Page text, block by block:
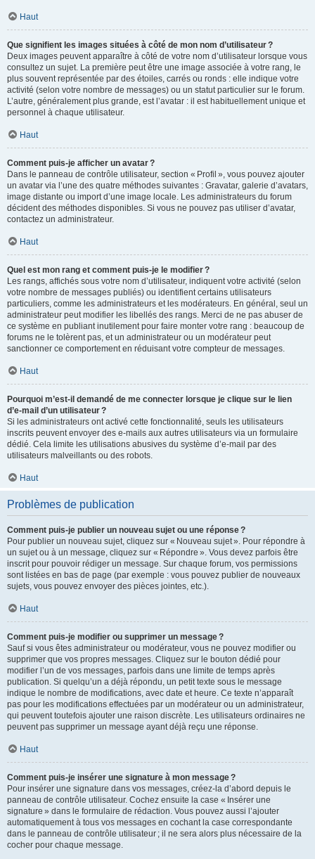
Haut
Que signifient les images situées à côté de mon nom d’utilisateur ?
Deux images peuvent apparaître à côté de votre nom d’utilisateur lorsque vous
consultez un sujet. La première peut être une image associée à votre rang, le
plus souvent représentée par des étoiles, carrés ou ronds : elle indique votre
activité (selon votre nombre de messages) ou un statut particulier sur le forum.
L’autre, généralement plus grande, est l’avatar : il est habituellement unique et
personnel à chaque utilisateur.
Haut
Comment puis-je afficher un avatar ?
Dans le panneau de contrôle utilisateur, section « Profil », vous pouvez ajouter
un avatar via l’une des quatre méthodes suivantes : Gravatar, galerie d’avatars,
image distante ou import d’une image locale. Les administrateurs du forum
décident des méthodes disponibles. Si vous ne pouvez pas utiliser d’avatar,
contactez un administrateur.
Haut
Quel est mon rang et comment puis-je le modifier ?
Les rangs, affichés sous votre nom d’utilisateur, indiquent votre activité (selon
votre nombre de messages publiés) ou identifient certains utilisateurs
particuliers, comme les administrateurs et les modérateurs. En général, seul un
administrateur peut modifier les libellés des rangs. Merci de ne pas abuser de
ce système en publiant inutilement pour faire monter votre rang : beaucoup de
forums ne le tolèrent pas, et un administrateur ou un modérateur peut
sanctionner ce comportement en réduisant votre compteur de messages.
Haut
Pourquoi m’est-il demandé de me connecter lorsque je clique sur le lien
d’e-mail d’un utilisateur ?
Si les administrateurs ont activé cette fonctionnalité, seuls les utilisateurs
inscrits peuvent envoyer des e-mails aux autres utilisateurs via un formulaire
dédié. Cela limite les utilisations abusives du système d’e-mail par des
utilisateurs malveillants ou des robots.
Haut
Problèmes de publication
Comment puis-je publier un nouveau sujet ou une réponse ?
Pour publier un nouveau sujet, cliquez sur « Nouveau sujet ». Pour répondre à
un sujet ou à un message, cliquez sur « Répondre ». Vous devez parfois être
inscrit pour pouvoir rédiger un message. Sur chaque forum, vos permissions
sont listées en bas de page (par exemple : vous pouvez publier de nouveaux
sujets, vous pouvez envoyer des pièces jointes, etc.).
Haut
Comment puis-je modifier ou supprimer un message ?
Sauf si vous êtes administrateur ou modérateur, vous ne pouvez modifier ou
supprimer que vos propres messages. Cliquez sur le bouton dédié pour
modifier l’un de vos messages, parfois dans une limite de temps après
publication. Si quelqu’un a déjà répondu, un petit texte sous le message
indique le nombre de modifications, avec date et heure. Ce texte n’apparaît
pas pour les modifications effectuées par un modérateur ou un administrateur,
qui peuvent toutefois ajouter une raison discrète. Les utilisateurs ordinaires ne
peuvent pas supprimer un message ayant déjà reçu une réponse.
Haut
Comment puis-je insérer une signature à mon message ?
Pour insérer une signature dans vos messages, créez-la d’abord depuis le
panneau de contrôle utilisateur. Cochez ensuite la case « Insérer une
signature » dans le formulaire de rédaction. Vous pouvez aussi l’ajouter
automatiquement à tous vos messages en cochant la case correspondante
dans le panneau de contrôle utilisateur ; il ne sera alors plus nécessaire de la
cocher pour chaque message.